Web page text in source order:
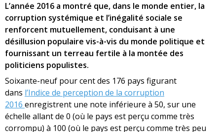
L’année 2016 a montré que, dans le monde entier, la
corruption systémique et l’inégalité sociale se
renforcent mutuellement, conduisant à une
désillusion populaire vis-à-vis du monde politique et
fournissant un terreau fertile à la montée des
politiciens populistes.
Soixante-neuf pour cent des 176 pays figurant
dans l’Indice de perception de la corruption
2016 enregistrent une note inférieure à 50, sur une
échelle allant de 0 (où le pays est perçu comme très
corrompu) à 100 (où le pays est perçu comme très peu